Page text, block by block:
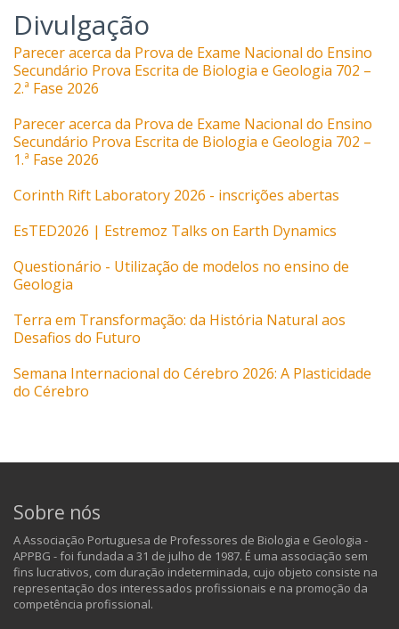
Divulgação
Parecer acerca da Prova de Exame Nacional do Ensino
Secundário Prova Escrita de Biologia e Geologia 702 –
2.ª Fase 2026
Parecer acerca da Prova de Exame Nacional do Ensino
Secundário Prova Escrita de Biologia e Geologia 702 –
1.ª Fase 2026
Corinth Rift Laboratory 2026 - inscrições abertas
EsTED2026 | Estremoz Talks on Earth Dynamics
Questionário - Utilização de modelos no ensino de
Geologia
Terra em Transformação: da História Natural aos
Desafios do Futuro
Semana Internacional do Cérebro 2026: A Plasticidade
do Cérebro
Sobre nós
A Associação Portuguesa de Professores de Biologia e Geologia -
APPBG - foi fundada a 31 de julho de 1987. É uma associação sem
fins lucrativos, com duração indeterminada, cujo objeto consiste na
representação dos interessados profissionais e na promoção da
competência profissional.